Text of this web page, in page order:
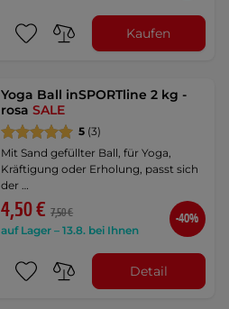
Kaufen
Yoga Ball inSPORTline 2 kg -
rosaSALE
5 (3)
Mit Sand gefüllter Ball, für Yoga,
Kräftigung oder Erholung, passt sich
der …
4,50 € 7,50 €
auf Lager – 13.8. bei Ihnen
-40%
Detail